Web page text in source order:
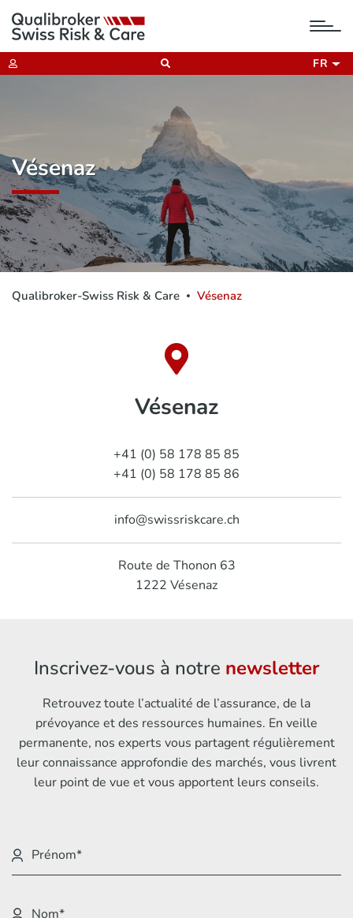
FR
Vésenaz
Qualibroker-Swiss Risk & Care Vésenaz
Vésenaz
+41 (0) 58 178 85 85
+41 (0) 58 178 85 86
info@swissriskcare.ch
Route de Thonon 63
1222 Vésenaz
Inscrivez-vous à notre newsletter
Retrouvez toute l’actualité de l’assurance, de la
prévoyance et des ressources humaines. En veille
permanente, nos experts vous partagent régulièrement
leur connaissance approfondie des marchés, vous livrent
leur point de vue et vous apportent leurs conseils.